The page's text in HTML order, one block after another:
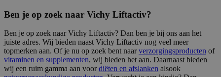
Ben je op zoek naar Vichy Liftactiv?
Ben je op zoek naar Vichy Liftactiv? Dan ben je bij ons aan het
juiste adres. Wij bieden naast Vichy Liftactiv nog veel meer
topmerken aan. Of je nu op zoek bent naarverzorgingsproducten of
vitaminen en supplementen, wij bieden het aan. Daarnaast bieden
wij een ruim gamma aan voordiëten en afslanken alsook